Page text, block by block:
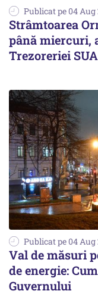
Publicat pe 04 Aug
Strâmtoarea
până miercuri,
Trezoreriei SUA
Publicat pe 04 Aug
Val de măsuri
de energie:
Guvernului